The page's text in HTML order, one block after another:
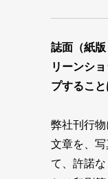
誌面（紙
リーンシ
プすること
弊社刊行
文章を、
て、許諾